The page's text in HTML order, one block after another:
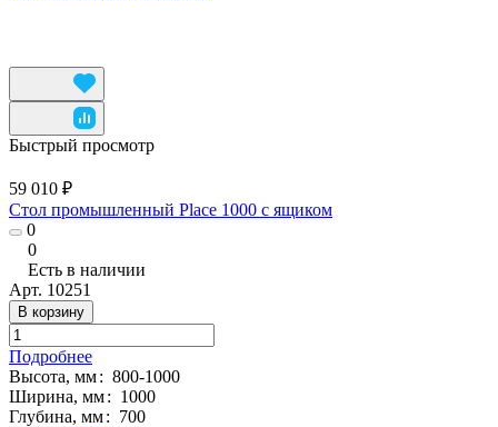
Быстрый просмотр
59 010 ₽
Стол промышленный Place 1000 с ящиком
0
0
Есть в наличии
Арт. 10251
В корзину
Подробнее
Высота, мм: 800-1000
Ширина, мм: 1000
Глубина, мм: 700